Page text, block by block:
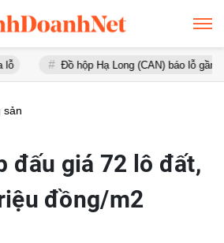
Đồ hộp Hạ Long (CAN) báo lỗ gần 16 tỷ
sản
đấu giá 72 lô đất,
đồng/m2